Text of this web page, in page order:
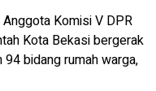
Komisi V DPR
Kota Bekasi bergerak
bidang rumah warga,